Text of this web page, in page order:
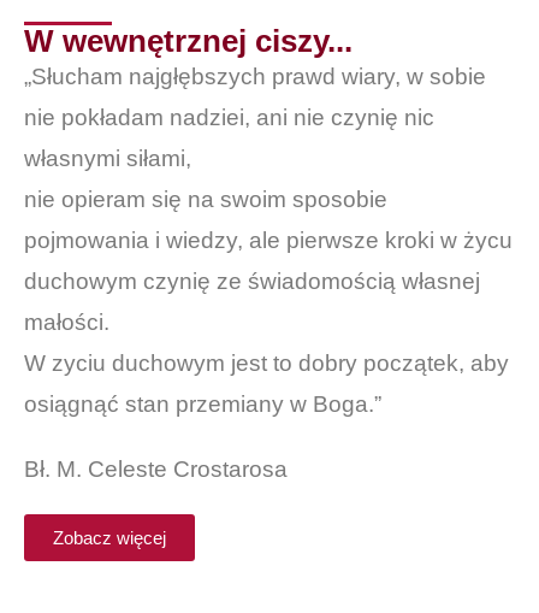
W wewnętrznej ciszy...
„Słucham najgłębszych prawd wiary, w sobie
nie pokładam nadziei, ani nie czynię nic
własnymi siłami,
nie opieram się na swoim sposobie
pojmowania i wiedzy, ale pierwsze kroki w życu
duchowym czynię ze świadomością własnej
małości.
W zyciu duchowym jest to dobry początek, aby
osiągnąć stan przemiany w Boga.”
Bł. M. Celeste Crostarosa
Zobacz więcej